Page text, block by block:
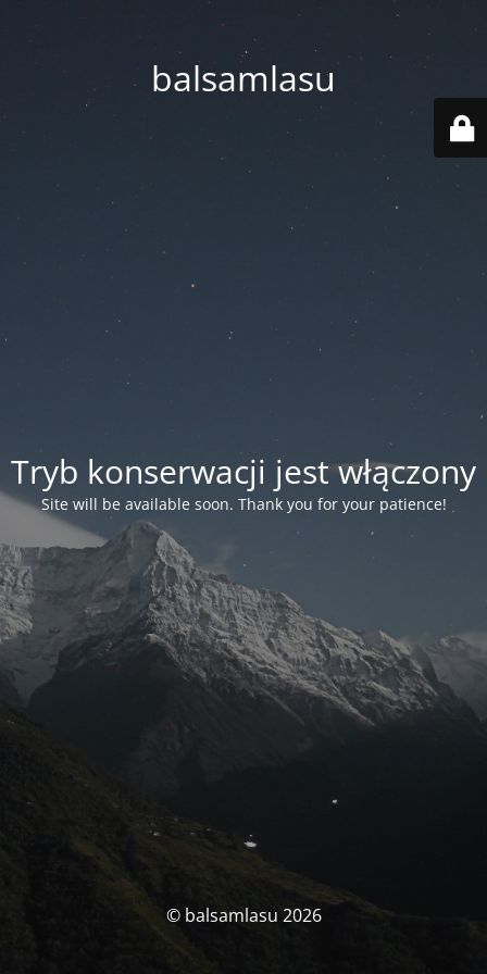
balsamlasu
Tryb konserwacji jest włączony
Site will be available soon. Thank you for your patience!
© balsamlasu 2026